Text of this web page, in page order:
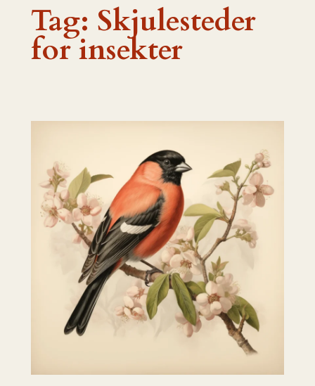
Tag: Skjulesteder
for insekter